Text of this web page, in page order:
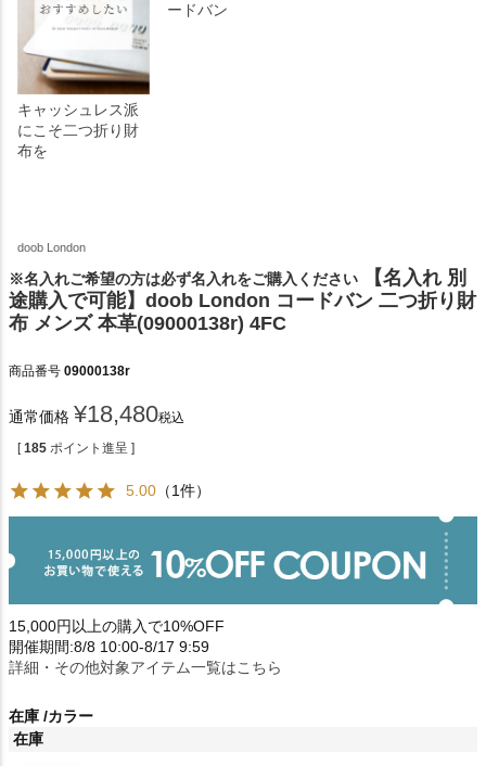
キャッシュレス派
にこそ二つ折り財
布を
ードバン
doob London
※名入れご希望の方は必ず名入れをご購入ください
【名入れ 別
途購入で可能】doob London コードバン 二つ折り財
布 メンズ 本革(09000138r) 4FC
商品番号 09000138r
通常価格 ¥18,480税込
[ 185 ポイント進呈 ]
5.00 （1件）
15,000円以上の購入で10%OFF
開催期間:8/8 10:00-8/17 9:59
詳細・その他対象アイテム一覧はこちら
在庫 カラー
在庫